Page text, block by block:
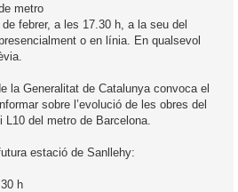
metro
febrer, a les 17.30 h, a la seu del
o en línia. En qualsevol
la Generalitat de Catalunya convoca el
sobre l’evolució de les obres del
del metro de Barcelona.
estació de Sanllehy:
h